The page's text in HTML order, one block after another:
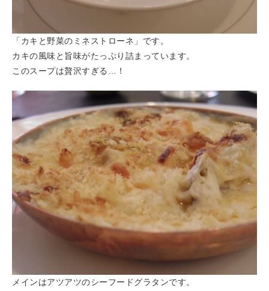
「カキと野菜のミネストローネ」です。
カキの風味と旨味がたっぷり詰まっています。
このスープは贅沢すぎる…！
メインはアツアツのシーフードグラタンです。